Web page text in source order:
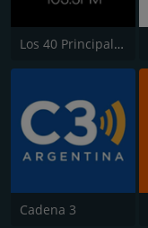
Los 40 Principales
Cadena 3